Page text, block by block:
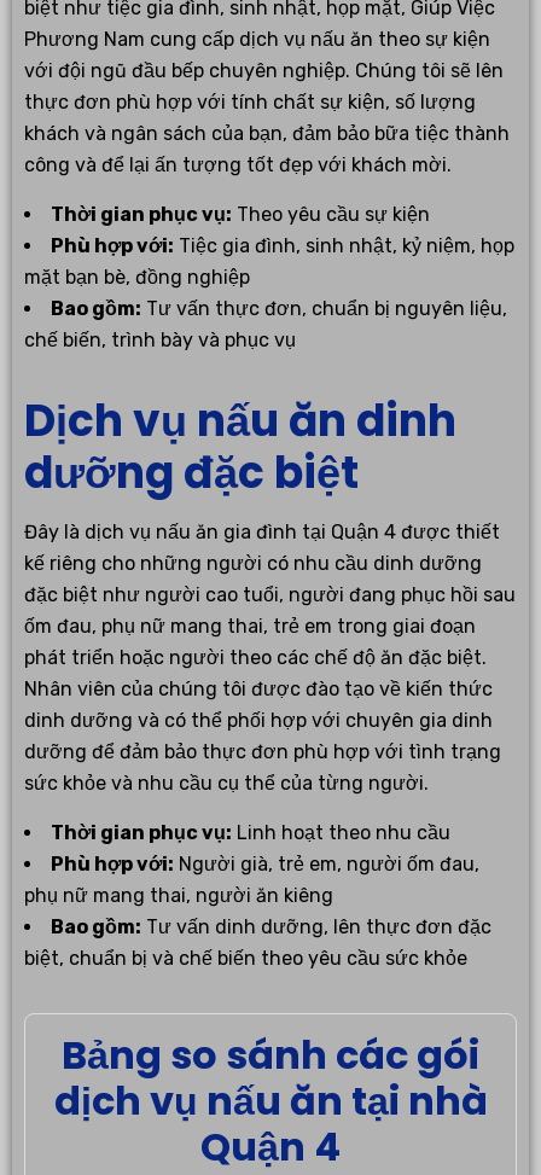
biệt như tiệc gia đình, sinh nhật, họp mặt, Giúp Việc
Phương Nam cung cấp dịch vụ nấu ăn theo sự kiện
với đội ngũ đầu bếp chuyên nghiệp. Chúng tôi sẽ lên
thực đơn phù hợp với tính chất sự kiện, số lượng
khách và ngân sách của bạn, đảm bảo bữa tiệc thành
công và để lại ấn tượng tốt đẹp với khách mời.
Thời gian phục vụ: Theo yêu cầu sự kiện
Phù hợp với: Tiệc gia đình, sinh nhật, kỷ niệm, họp
mặt bạn bè, đồng nghiệp
Bao gồm: Tư vấn thực đơn, chuẩn bị nguyên liệu,
chế biến, trình bày và phục vụ
Dịch vụ nấu ăn dinh
dưỡng đặc biệt
Đây là dịch vụ nấu ăn gia đình tại Quận 4 được thiết
kế riêng cho những người có nhu cầu dinh dưỡng
đặc biệt như người cao tuổi, người đang phục hồi sau
ốm đau, phụ nữ mang thai, trẻ em trong giai đoạn
phát triển hoặc người theo các chế độ ăn đặc biệt.
Nhân viên của chúng tôi được đào tạo về kiến thức
dinh dưỡng và có thể phối hợp với chuyên gia dinh
dưỡng để đảm bảo thực đơn phù hợp với tình trạng
sức khỏe và nhu cầu cụ thể của từng người.
Thời gian phục vụ: Linh hoạt theo nhu cầu
Phù hợp với: Người già, trẻ em, người ốm đau,
phụ nữ mang thai, người ăn kiêng
Bao gồm: Tư vấn dinh dưỡng, lên thực đơn đặc
biệt, chuẩn bị và chế biến theo yêu cầu sức khỏe
Bảng so sánh các gói
dịch vụ nấu ăn tại nhà
Quận 4